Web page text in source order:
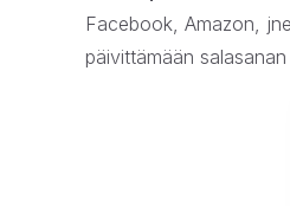
Facebook, Amazon,
päivittämään